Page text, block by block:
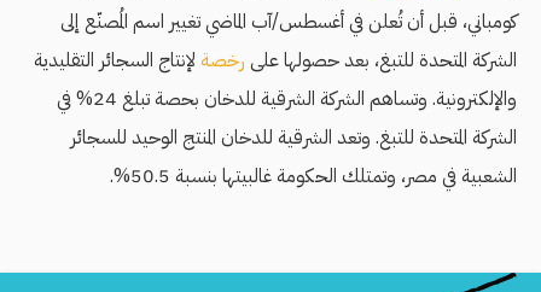
كومباني، قبل أن تُعلن في أغسطس/آب الماضي تغيير اسم المُصنّع إلى
الشركة المتحدة للتبغ، بعد حصولها على رخصة لإنتاج السجائر التقليدية
والإلكترونية. وتساهم الشركة الشرقية للدخان بحصة تبلغ 24%؜ في
الشركة المتحدة للتبغ. وتعد الشرقية للدخان المنتج الوحيد للسجائر
الشعبية في مصر، وتمتلك الحكومة غالبيتها بنسبة 50.5%.